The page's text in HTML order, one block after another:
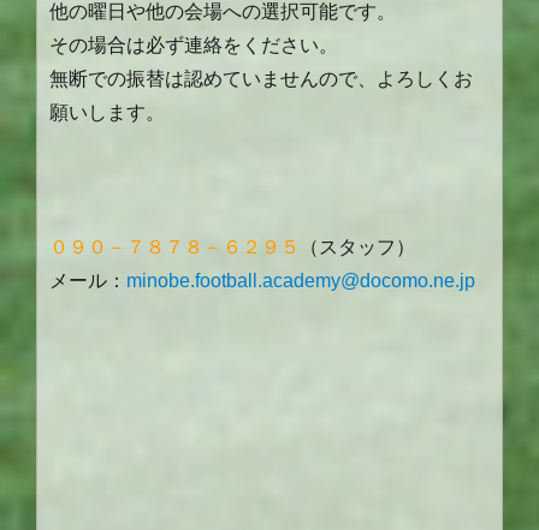
他の曜日や他の会場への選択可能です。
その場合は必ず連絡をください。
無断での振替は認めていませんので、よろしくお
願いします。
０９０－７８７８－６２９５
（スタッフ）
メール： minobe.football.academy@docomo.ne.jp